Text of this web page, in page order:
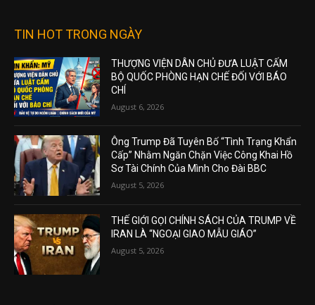
TIN HOT TRONG NGÀY
THƯỢNG VIỆN DÂN CHỦ ĐƯA LUẬT CẤM
BỘ QUỐC PHÒNG HẠN CHẾ ĐỐI VỚI BÁO
CHÍ
August 6, 2026
Ông Trump Đã Tuyên Bố “Tình Trạng Khẩn
Cấp” Nhằm Ngăn Chặn Việc Công Khai Hồ
Sơ Tài Chính Của Mình Cho Đài BBC
August 5, 2026
THẾ GIỚI GỌI CHÍNH SÁCH CỦA TRUMP VỀ
IRAN LÀ “NGOẠI GIAO MẪU GIÁO”
August 5, 2026